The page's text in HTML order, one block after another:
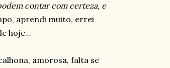
contar com certeza, e
aprendi muito, errei
hoje...
amorosa, falta se